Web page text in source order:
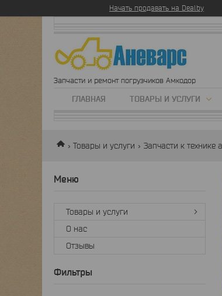
Начать продавать на Deal.by
Запчасти и ремонт погрузчиков Амкодор
ГЛАВНАЯ ТОВАРЫ И УСЛУГИ
Товары и услуги Запчасти к технике
Товары и услуги
О нас
Отзывы
Фильтры